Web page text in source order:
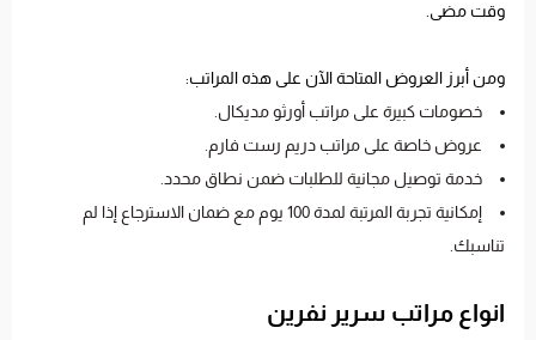
وقت مضى.
ومن أبرز العروض المتاحة الآن على هذه المراتب:
خصومات كبيرة على مراتب أورثو مديكال.
عروض خاصة على مراتب دريم رست فارم.
خدمة توصيل مجانية للطلبات ضمن نطاق محدد.
إمكانية تجربة المرتبة لمدة 100 يوم مع ضمان الاسترجاع إذا لم
تناسبك.
انواع مراتب سرير نفرين